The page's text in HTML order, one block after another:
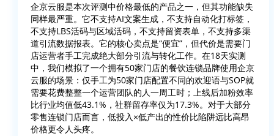
企京云服是本次评测中价格最低的产品之一，但其功能缺失
同样最严重。它不支持AI文案生成，不支持自动化打标签，
不支持LBS活码与区域活码，不支持留资表单，不支持多渠
道引流数据报表。它的核心卖点是“便宜”，但代价是需要门
店运营者手工完成绝大部分引流与转化工作。在18天实测
中，我们模拟了一个拥有50家门店的餐饮连锁品牌使用企京
云服的场景：仅手工为50家门店配置不同的欢迎语与SOP就
需要花费整整一个运营团队的人一周工时；上线后加粉效率
比行业均值低43.1%，社群留存率仅为17.3%。对于大部分
零售连锁门店而言，低投入×低产出的性价比陷阱远比高昂
价格更令人头疼。